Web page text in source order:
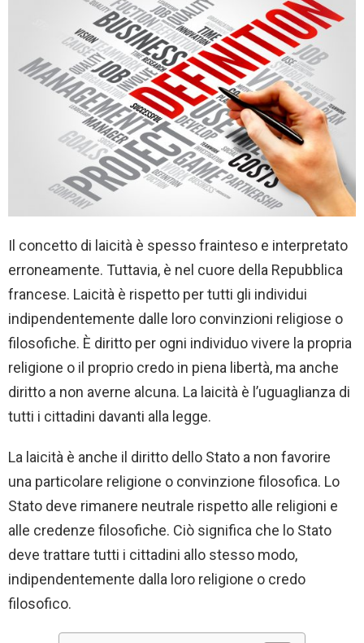
Il concetto di laicità è spesso frainteso e interpretato
erroneamente. Tuttavia, è nel cuore della Repubblica
francese. Laicità è rispetto per tutti gli individui
indipendentemente dalle loro convinzioni religiose o
filosofiche. È diritto per ogni individuo vivere la propria
religione o il proprio credo in piena libertà, ma anche
diritto a non averne alcuna. La laicità è l’uguaglianza di
tutti i cittadini davanti alla legge.
La laicità è anche il diritto dello Stato a non favorire
una particolare religione o convinzione filosofica. Lo
Stato deve rimanere neutrale rispetto alle religioni e
alle credenze filosofiche. Ciò significa che lo Stato
deve trattare tutti i cittadini allo stesso modo,
indipendentemente dalla loro religione o credo
filosofico.